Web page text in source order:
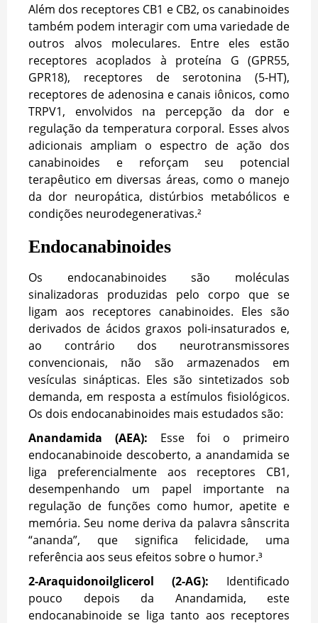
Além dos receptores CB1 e CB2, os canabinoides
também podem interagir com uma variedade de
outros alvos moleculares. Entre eles estão
receptores acoplados à proteína G (GPR55,
GPR18), receptores de serotonina (5-HT),
receptores de adenosina e canais iônicos, como
TRPV1, envolvidos na percepção da dor e
regulação da temperatura corporal. Esses alvos
adicionais ampliam o espectro de ação dos
canabinoides e reforçam seu potencial
terapêutico em diversas áreas, como o manejo
da dor neuropática, distúrbios metabólicos e
condições neurodegenerativas.²
Endocanabinoides
Os endocanabinoides são moléculas
sinalizadoras produzidas pelo corpo que se
ligam aos receptores canabinoides. Eles são
derivados de ácidos graxos poli-insaturados e,
ao contrário dos neurotransmissores
convencionais, não são armazenados em
vesículas sinápticas. Eles são sintetizados sob
demanda, em resposta a estímulos fisiológicos.
Os dois endocanabinoides mais estudados são:
Anandamida (AEA): Esse foi o primeiro
endocanabinoide descoberto, a anandamida se
liga preferencialmente aos receptores CB1,
desempenhando um papel importante na
regulação de funções como humor, apetite e
memória. Seu nome deriva da palavra sânscrita
“ananda”, que significa felicidade, uma
referência aos seus efeitos sobre o humor.³
2-Araquidonoilglicerol (2-AG): Identificado
pouco depois da Anandamida, este
endocanabinoide se liga tanto aos receptores